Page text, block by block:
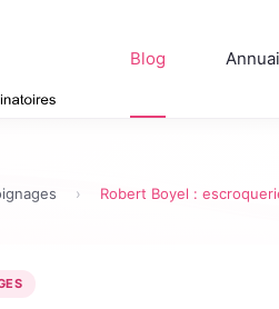
Blog
Robert Boyel :